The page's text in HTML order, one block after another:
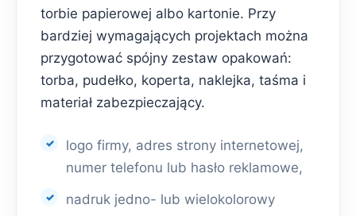
torbie papierowej albo kartonie. Przy
bardziej wymagających projektach można
przygotować spójny zestaw opakowań:
torba, pudełko, koperta, naklejka, taśma i
materiał zabezpieczający.
logo firmy, adres strony internetowej,
numer telefonu lub hasło reklamowe,
nadruk jedno- lub wielokolorowy